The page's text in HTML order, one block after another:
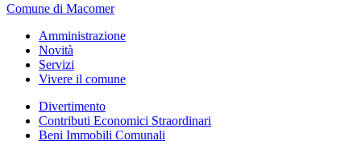
Comune di Macomer
Amministrazione
Novità
Servizi
Vivere il comune
Divertimento
Contributi Economici Straordinari
Beni Immobili Comunali